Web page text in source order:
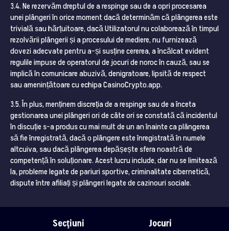
3.4. Ne rezervăm dreptul de a respinge sau de a opri procesarea
unei plângeri în orice moment dacă determinăm că plângerea este
trivială sau hărțuitoare, dacă Utilizatorul nu colaborează în timpul
rezolvării plângerii și a procesului de mediere, nu furnizează
dovezi adecvate pentru a-și susține cererea, a încălcat evident
regulile impuse de operatorul de jocuri de noroc în cauză, sau se
implică în comunicare abuzivă, denigratoare, lipsită de respect
sau amenințătoare cu echipa CasinoCrypto.app.
3.5. În plus, menținem discreția de a respinge sau de a înceta
gestionarea unei plângeri ori de câte ori se constată că incidentul
în discuție s-a produs cu mai mult de un an înainte ca plângerea
să fie înregistrată, dacă o plângere este înregistrată în numele
altcuiva, sau dacă plângerea depășește sfera noastră de
competență în soluționare. Acest lucru include, dar nu se limitează
la, probleme legate de pariuri sportive, criminalitate cibernetică,
dispute între afiliați și plângeri legate de cazinouri sociale.
Secţiuni Jocuri